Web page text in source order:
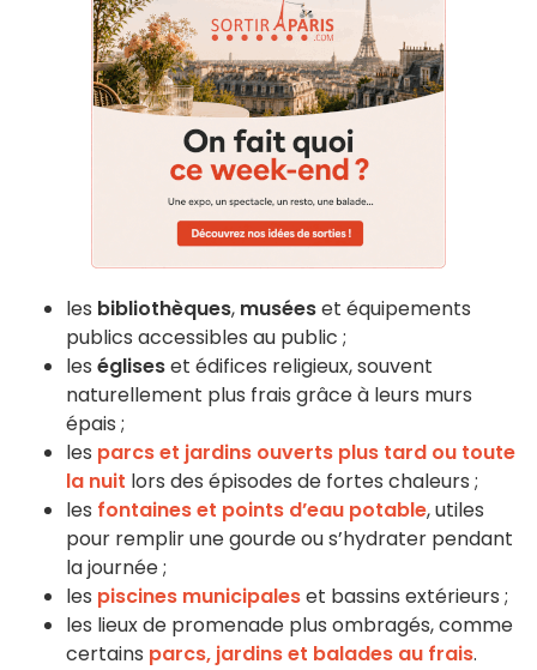
les bibliothèques, muséeset équipements
publics accessibles au public ;
les égliseset édifices religieux, souvent
naturellement plus frais grâce à leurs murs
épais ;
les parcs et jardins ouverts plus tard ou toute
la nuit lors des épisodes de fortes chaleurs ;
les fontaines et points d’eau potable, utiles
pour remplir une gourde ou s’hydrater pendant
la journée ;
les piscines municipaleset bassins extérieurs ;
les lieux de promenade plus ombragés, comme
certains parcs, jardins et balades au frais.